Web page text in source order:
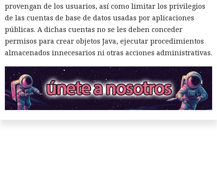
provengan de los usuarios, así como limitar los privilegios
de las cuentas de base de datos usadas por aplicaciones
públicas. A dichas cuentas no se les deben conceder
permisos para crear objetos Java, ejecutar procedimientos
almacenados innecesarios ni otras acciones administrativas.